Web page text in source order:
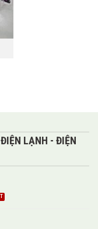
LẠNH - ĐIỆN